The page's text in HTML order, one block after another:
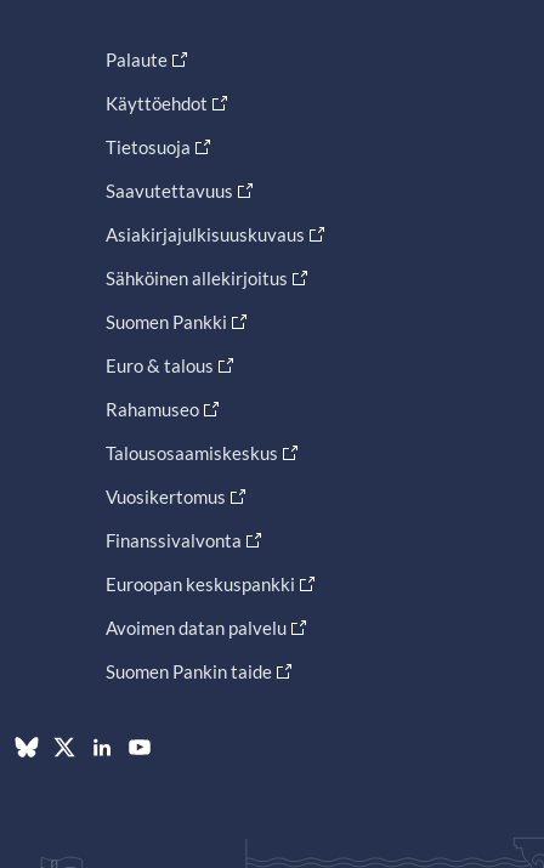
Palaute
Käyttöehdot
Tietosuoja
Saavutettavuus
Asiakirjajulkisuuskuvaus
Sähköinen allekirjoitus
Suomen Pankki
Euro & talous
Rahamuseo
Talousosaamiskeskus
Vuosikertomus
Finanssivalvonta
Euroopan keskuspankki
Avoimen datan palvelu
Suomen Pankin taide